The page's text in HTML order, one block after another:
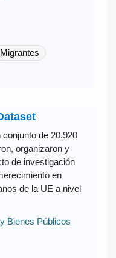
Migrantes
de 20.920
organizaron y
de investigación
en
de la UE a nivel
Bienes Públicos